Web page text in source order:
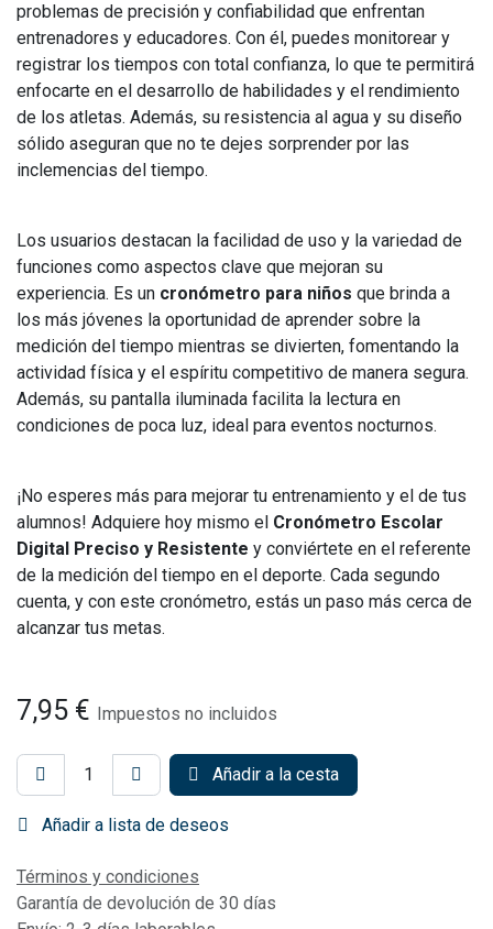
problemas de precisión y confiabilidad que enfrentan
entrenadores y educadores. Con él, puedes monitorear y
registrar los tiempos con total confianza, lo que te permitirá
enfocarte en el desarrollo de habilidades y el rendimiento
de los atletas. Además, su resistencia al agua y su diseño
sólido aseguran que no te dejes sorprender por las
inclemencias del tiempo.
Los usuarios destacan la facilidad de uso y la variedad de
funciones como aspectos clave que mejoran su
experiencia. Es un cronómetro para niños que brinda a
los más jóvenes la oportunidad de aprender sobre la
medición del tiempo mientras se divierten, fomentando la
actividad física y el espíritu competitivo de manera segura.
Además, su pantalla iluminada facilita la lectura en
condiciones de poca luz, ideal para eventos nocturnos.
¡No esperes más para mejorar tu entrenamiento y el de tus
alumnos! Adquiere hoy mismo el Cronómetro Escolar
Digital Preciso y Resistente y conviértete en el referente
de la medición del tiempo en el deporte. Cada segundo
cuenta, y con este cronómetro, estás un paso más cerca de
alcanzar tus metas.
7,95 € Impuestos no incluidos
Añadir a la cesta
Añadir a lista de deseos
Términos y condiciones
Garantía de devolución de 30 días